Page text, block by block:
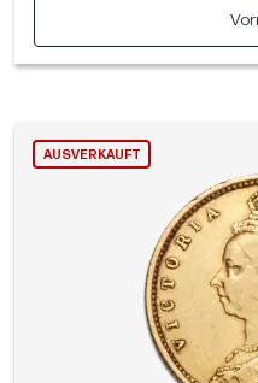
AUSVERKAUFT